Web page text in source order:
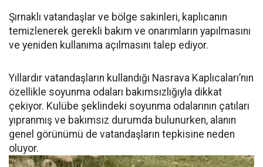
Şırnaklı vatandaşlar ve bölge sakinleri, kaplıcanın
temizlenerek gerekli bakım ve onarımların yapılmasını
ve yeniden kullanıma açılmasını talep ediyor.
Yıllardır vatandaşların kullandığı Nasrava Kaplıcaları’nın
özellikle soyunma odaları bakımsızlığıyla dikkat
çekiyor. Kulübe şeklindeki soyunma odalarının çatıları
yıpranmış ve bakımsız durumda bulunurken, alanın
genel görünümü de vatandaşların tepkisine neden
oluyor.